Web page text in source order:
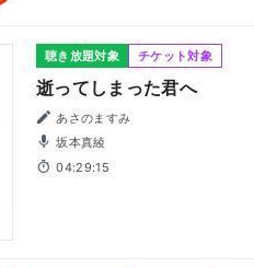
聴き放題対象 チケット対象
逝ってしまった君へ
あさのますみ
坂本真綾
04:29:15